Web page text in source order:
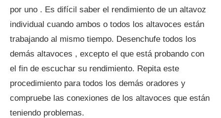
por uno . Es difícil saber el rendimiento de un altavoz
individual cuando ambos o todos los altavoces están
trabajando al mismo tiempo. Desenchufe todos los
demás altavoces , excepto el que está probando con
el fin de escuchar su rendimiento. Repita este
procedimiento para todos los demás oradores y
compruebe las conexiones de los altavoces que están
teniendo problemas.